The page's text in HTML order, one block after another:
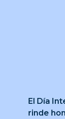
El Día
rinde